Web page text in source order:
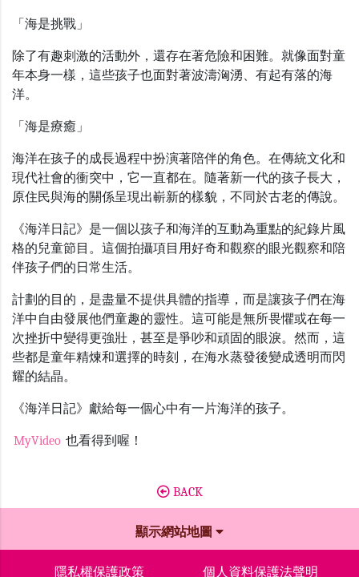
「海是挑戰」
除了有趣刺激的活動外，還存在著危險和困難。就像面對童
年本身一樣，這些孩子也面對著波濤洶湧、有起有落的海
洋。
「海是療癒」
海洋在孩子的成長過程中扮演著陪伴的角色。在傳統文化和
現代社會的衝突中，它一直都在。隨著新一代的孩子長大，
原住民與海的關係呈現出嶄新的樣貌，不同於古老的傳說。
《海洋日記》是一個以孩子和海洋的互動為重點的紀錄片風
格的兒童節目。這個拍攝項目用好奇和觀察的眼光觀察和陪
伴孩子們的日常生活。
計劃的目的，是盡量不提供具體的指導，而是讓孩子們在海
洋中自由發展他們童趣的靈性。這可能是無所畏懼或在每一
次挫折中變得更強壯，甚至是爭吵和頑固的眼淚。然而，這
些都是童年精煉和選擇的時刻，在海水蒸發後變成透明而閃
耀的結晶。
《海洋日記》獻給每一個心中有一片海洋的孩子。
MyVideo 也看得到喔！
BACK
顯示網站地圖
隱私權保護政策 個人資料保護法聲明